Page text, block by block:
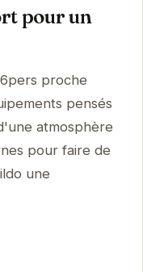
pour un
proche
pensés
atmosphère
pour faire de
une